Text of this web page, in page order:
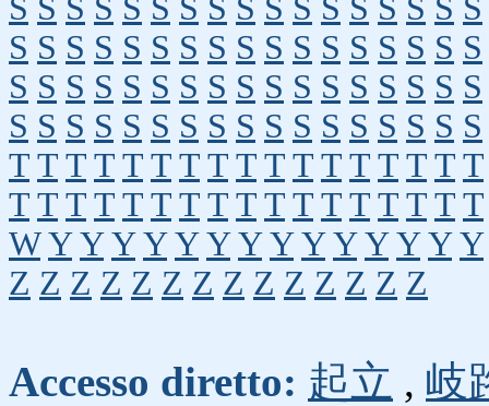
S S S S S S S S S S S S S S S S S
S S S S S S S S S S S S S S S S S
S S S S S S S S S S S S S S S S S
S S S S S S S S S S S S S S S S S
T T T T T T T T T T T T T T T T T
T T T T T T T T T T T T T T T T T
W Y Y Y Y Y Y Y Y Y Y Y Y Y Y
Z Z Z Z Z Z Z Z Z Z Z Z Z Z
Accesso diretto: 起立 , 岐